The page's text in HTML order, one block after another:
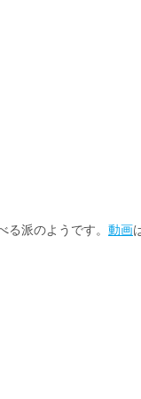
派のようです。 動画